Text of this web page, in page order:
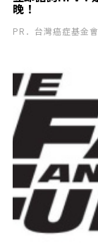
晚！
PR．台灣癌症基金會